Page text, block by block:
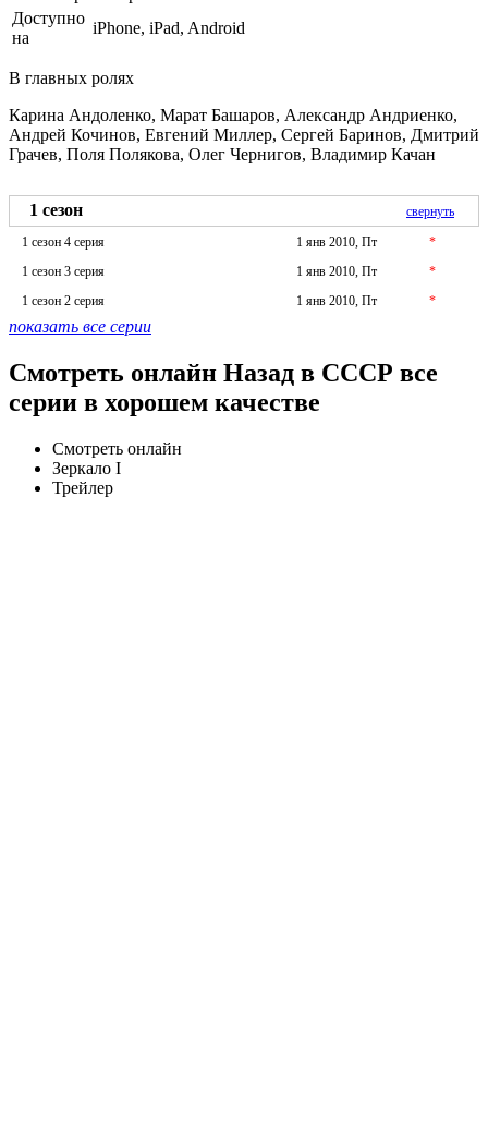
Доступно
на
iPhone, iPad, Android
В главных ролях
Карина Андоленко, Марат Башаров, Александр Андриенко,
Андрей Кочинов, Евгений Миллер, Сергей Баринов, Дмитрий
Грачев, Поля Полякова, Олег Чернигов, Владимир Качан
1 сезон
свернуть
1 сезон 4 серия
1 янв 2010, Пт
*
1 сезон 3 серия
1 янв 2010, Пт
*
1 сезон 2 серия
1 янв 2010, Пт *
показать все серии
Смотреть онлайн Назад в СССР все
серии в хорошем качестве
Смотреть онлайн
Зеркало I
Трейлер